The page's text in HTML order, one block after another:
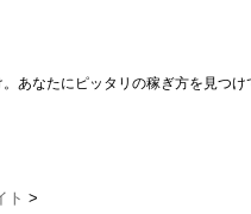
あなたにピッタリの稼ぎ方を見つけ
ト >